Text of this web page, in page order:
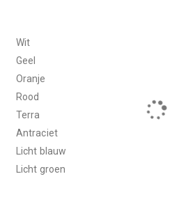
 Wit
 Geel
 Oranje
 Rood
 Terra
 Antraciet
 Licht blauw
 Licht groen